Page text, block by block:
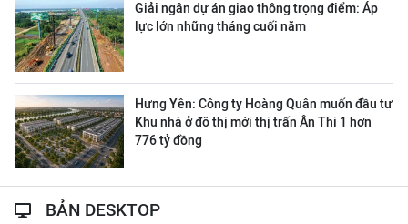
Giải ngân dự án giao thông trọng điểm: Áp
lực lớn những tháng cuối năm
Hưng Yên: Công ty Hoàng Quân muốn đầu tư
Khu nhà ở đô thị mới thị trấn Ân Thi 1 hơn
776 tỷ đồng
BẢN DESKTOP